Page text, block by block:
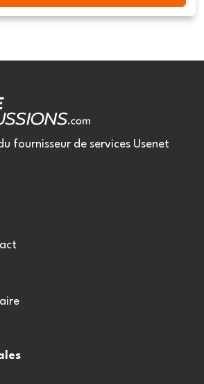
fournisseur de services Usenet